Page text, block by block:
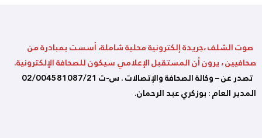
صوت الشلف ،جريدة إلكترونية محلية شاملة، أسست بمبادرة من
صحافيين ، يرون أن المستقبل الإعلامي سيكون للصحافة الإلكترونية.
تصدر عن – وكالة الصحافة والإتصالات . س-ت 02/004581087/21
المدير العام : بوزكري عبد الرحمان.